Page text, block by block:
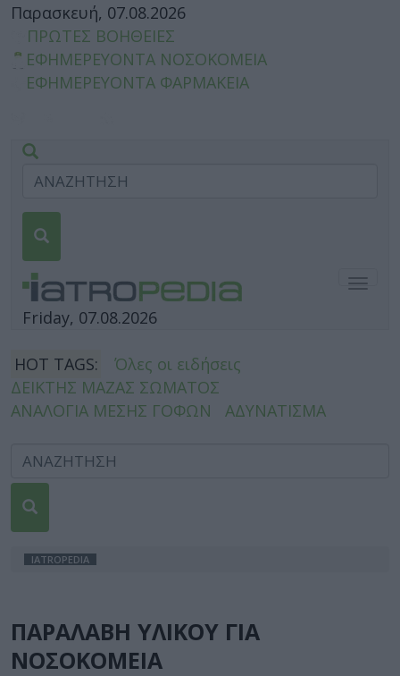
Παρασκευή, 07.08.2026
ΠΡΩΤΕΣ ΒΟΗΘΕΙΕΣ
ΕΦΗΜΕΡΕΥΟΝΤΑ ΝΟΣΟΚΟΜΕΙΑ
ΕΦΗΜΕΡΕΥΟΝΤΑ ΦΑΡΜΑΚΕΙΑ
Friday, 07.08.2026
HOT TAGS:
Όλες οι ειδήσεις
ΔΕΙΚΤΗΣ ΜΑΖΑΣ ΣΩΜΑΤΟΣ
ΑΝΑΛΟΓΙΑ ΜΕΣΗΣ ΓΟΦΩΝ
ΑΔΥΝΑΤΙΣΜΑ
IATROPEDIA
ΠΑΡΑΛΑΒΗ ΥΛΙΚΟΥ ΓΙΑ
ΝΟΣΟΚΟΜΕΙΑ